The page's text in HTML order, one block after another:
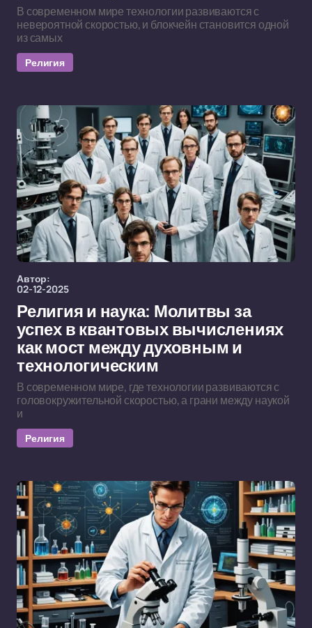
В современном мире технологии развиваются с
невероятной скоростью, и блокчейн становится одной
из самых
Религия
Автор:
02-12-2025
Религия и наука: Молитвы за
успех в квантовых вычислениях
как мост между духовным и
технологическим
В современном мире, где технологии развиваются с
головокружительной скоростью, а грани между наукой
и
Религия